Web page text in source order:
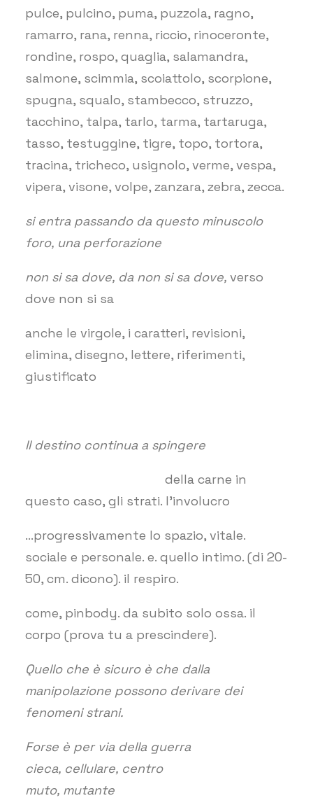
pulce, pulcino, puma, puzzola, ragno,
ramarro, rana, renna, riccio, rinoceronte,
rondine, rospo, quaglia, salamandra,
salmone, scimmia, scoiattolo, scorpione,
spugna, squalo, stambecco, struzzo,
tacchino, talpa, tarlo, tarma, tartaruga,
tasso, testuggine, tigre, topo, tortora,
tracina, tricheco, usignolo, verme, vespa,
vipera, visone, volpe, zanzara, zebra, zecca.
si entra passando da questo minuscolo
foro, una perforazione
non si sa dove, da non si sa dove, verso
dove non si sa
anche le virgole, i caratteri, revisioni,
elimina, disegno, lettere, riferimenti,
giustificato
Il destino continua a spingere
della carne in
questo caso, gli strati. l’involucro
…progressivamente lo spazio, vitale.
sociale e personale. e. quello intimo. (di 20-
50, cm. dicono). il respiro.
come, pinbody. da subito solo ossa. il
corpo (prova tu a prescindere).
Quello che è sicuro è che dalla
manipolazione possono derivare dei
fenomeni strani.
Forse è per via della guerra
cieca, cellulare, centro
muto, mutante